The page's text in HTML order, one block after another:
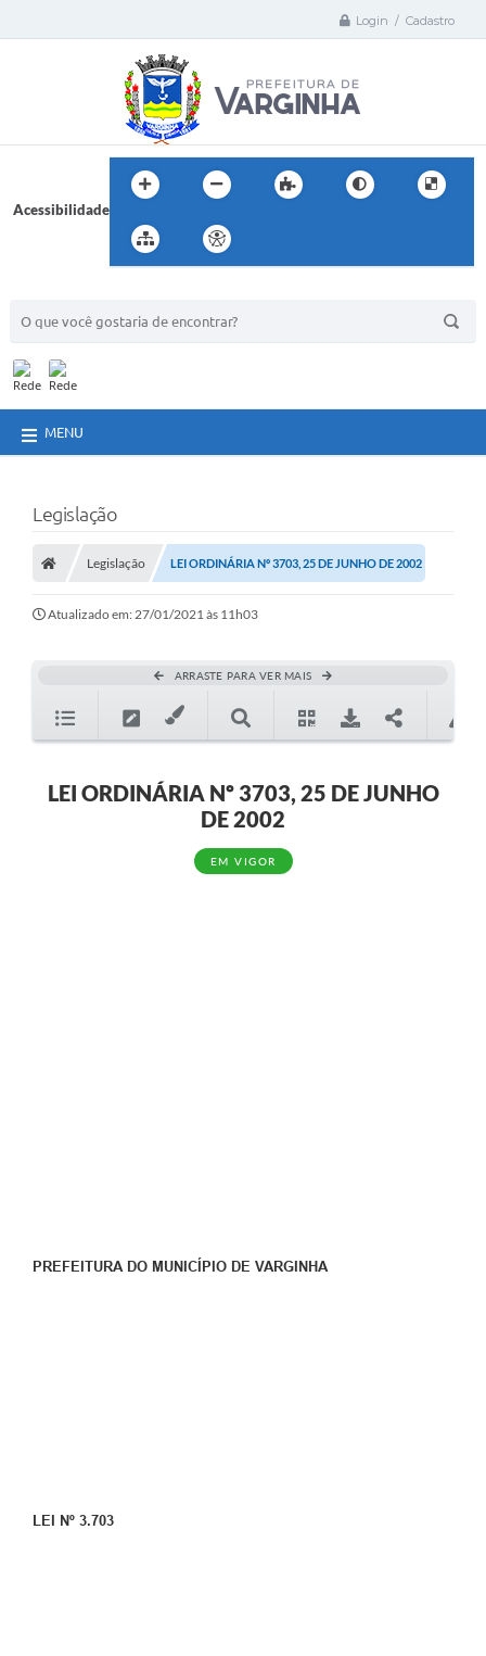
Login / Cadastro
Acessibilidade
MENU
Legislação
Legislação LEI ORDINÁRIA Nº 3703, 25 DE JUNHO DE 2002
Atualizado em: 27/01/2021 às 11h03
ARRASTE PARA VER MAIS
LEI ORDINÁRIA Nº 3703, 25 DE JUNHO
DE 2002
EM VIGOR
PREFEITURA DO MUNICÍPIO DE VARGINHA
LEI Nº 3.703